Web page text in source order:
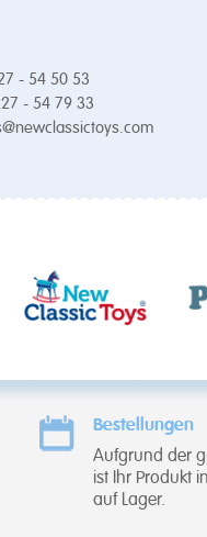
- 54 50 53
- 54 79 33
Bestellungen
Aufgrund der
ist Ihr Produkt
auf Lager.